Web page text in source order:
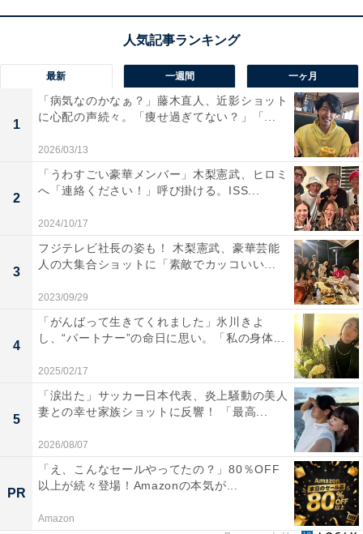
最新 一週間 一ヶ月
1
「病気なのかなぁ？」藤木直人、近影ショット
に心配の声続々。「痩せ過ぎてない？」「...
2026/03/13
2
「うわすごい豪華メンバー」木梨憲武、ヒロミ
へ「連絡ください！」呼び掛ける。ISS...
2024/10/17
3
フジテレビ社長の姿も！ 木梨憲武、豪華芸能
人の大集合ショットに「素敵でカッコいい...
2023/09/29
4
「がんばって生きてくれました」氷川きよ
し、“パートナー”の命日に思い。「私の身体...
2025/02/17
5
「涙出た」サッカー日本代表、炎上騒動の美人
妻との幸せ家族ショットに反響！ 「最高...
2026/08/07
PR
「え、こんなセールやってたの？」80％OFF
以上が続々登場！Amazonの本気が...
Amazon